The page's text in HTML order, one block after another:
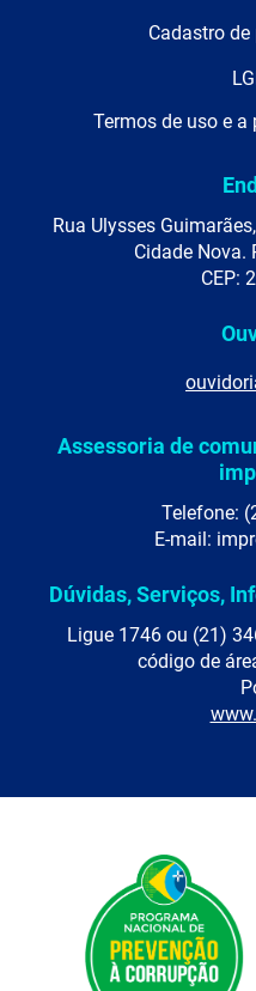
Cadastro
Termos de uso e
Rua Ulysses
Cidade Nova.
CEP:
Assessoria de
Telefone:
E-mail:
Dúvidas, Serviços,
Ligue 1746 ou (21)
código de